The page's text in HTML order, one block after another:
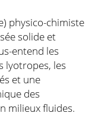
physico-chimiste
solide et
entend les
lyotropes, les
et une
des
milieux fluides.